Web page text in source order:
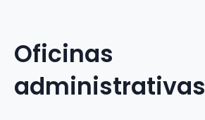
Oficinas
administrativas